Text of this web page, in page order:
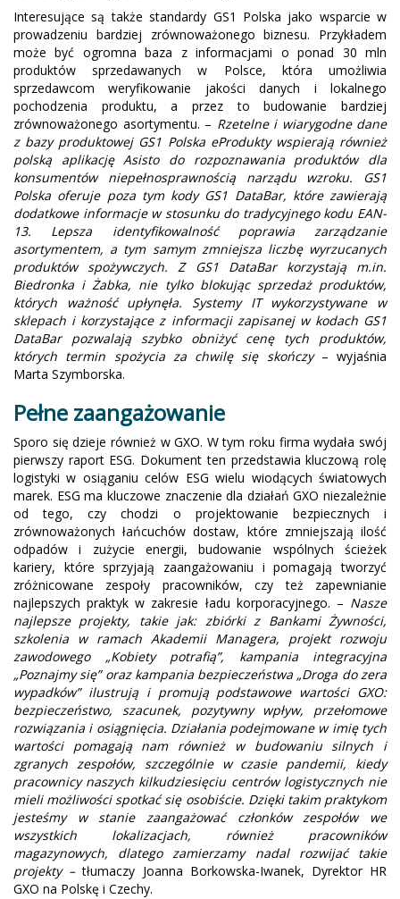
Interesujące są także standardy GS1 Polska jako wsparcie w
prowadzeniu bardziej zrównoważonego biznesu. Przykładem
może być ogromna baza z informacjami o ponad 30 mln
produktów sprzedawanych w Polsce, która umożliwia
sprzedawcom weryfikowanie jakości danych i lokalnego
pochodzenia produktu, a przez to budowanie bardziej
zrównoważonego asortymentu. – Rzetelne i wiarygodne dane
z bazy produktowej GS1 Polska eProdukty wspierają również
polską aplikację Asisto do rozpoznawania produktów dla
konsumentów niepełnosprawnością narządu wzroku. GS1
Polska oferuje poza tym kody GS1 DataBar, które zawierają
dodatkowe informacje w stosunku do tradycyjnego kodu EAN-
13. Lepsza identyfikowalność poprawia zarządzanie
asortymentem, a tym samym zmniejsza liczbę wyrzucanych
produktów spożywczych. Z GS1 DataBar korzystają m.in.
Biedronka i Żabka, nie tylko blokując sprzedaż produktów,
których ważność upłynęła. Systemy IT wykorzystywane w
sklepach i korzystające z informacji zapisanej w kodach GS1
DataBar pozwalają szybko obniżyć cenę tych produktów,
których termin spożycia za chwilę się skończy– wyjaśnia
Marta Szymborska.
Pełne zaangażowanie
Sporo się dzieje również w GXO. W tym roku firma wydała swój
pierwszy raport ESG. Dokument ten przedstawia kluczową rolę
logistyki w osiąganiu celów ESG wielu wiodących światowych
marek. ESG ma kluczowe znaczenie dla działań GXO niezależnie
od tego, czy chodzi o projektowanie bezpiecznych i
zrównoważonych łańcuchów dostaw, które zmniejszają ilość
odpadów i zużycie energii, budowanie wspólnych ścieżek
kariery, które sprzyjają zaangażowaniu i pomagają tworzyć
zróżnicowane zespoły pracowników, czy też zapewnianie
najlepszych praktyk w zakresie ładu korporacyjnego. – Nasze
najlepsze projekty, takie jak: zbiórki z Bankami Żywności,
szkolenia w ramach Akademii Managera, projekt rozwoju
zawodowego „Kobiety potrafią”, kampania integracyjna
„Poznajmy się” oraz kampania bezpieczeństwa „Droga do zera
wypadków” ilustrują i promują podstawowe wartości GXO:
bezpieczeństwo, szacunek, pozytywny wpływ, przełomowe
rozwiązania i osiągnięcia. Działania podejmowane w imię tych
wartości pomagają nam również w budowaniu silnych i
zgranych zespołów, szczególnie w czasie pandemii, kiedy
pracownicy naszych kilkudziesięciu centrów logistycznych nie
mieli możliwości spotkać się osobiście. Dzięki takim praktykom
jesteśmy w stanie zaangażować członków zespołów we
wszystkich lokalizacjach, również pracowników
magazynowych, dlatego zamierzamy nadal rozwijać takie
projekty –tłumaczy Joanna Borkowska-Iwanek, Dyrektor HR
GXO na Polskę i Czechy.